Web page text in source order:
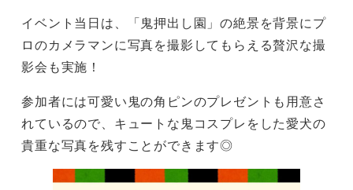
イベント当日は、「鬼押出し園」の絶景を背景にプ
ロのカメラマンに写真を撮影してもらえる贅沢な撮
影会も実施！
参加者には可愛い鬼の角ピンのプレゼントも用意さ
れているので、キュートな鬼コスプレをした愛犬の
貴重な写真を残すことができます◎